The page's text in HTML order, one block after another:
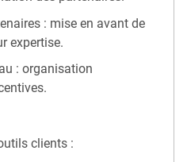
: mise en avant de
expertise.
: organisation
clients :